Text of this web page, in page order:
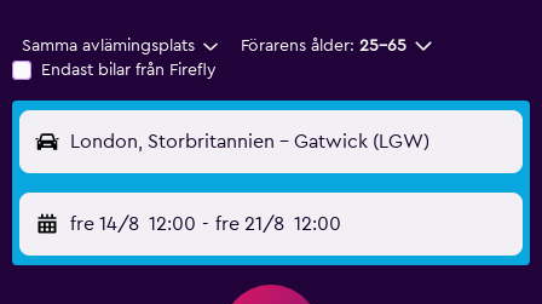
Samma avlämingsplats Förarens ålder: 25-65
Endast bilar från Firefly
London, Storbritannien - Gatwick (LGW)
fre 14/8 12:00 - fre 21/8 12:00